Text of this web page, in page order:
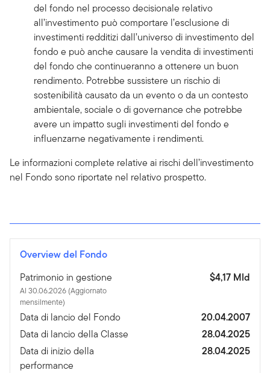
del fondo nel processo decisionale relativo
all’investimento può comportare l’esclusione di
investimenti redditizi dall’universo di investimento del
fondo e può anche causare la vendita di investimenti
del fondo che continueranno a ottenere un buon
rendimento. Potrebbe sussistere un rischio di
sostenibilità causato da un evento o da un contesto
ambientale, sociale o di governance che potrebbe
avere un impatto sugli investimenti del fondo e
influenzarne negativamente i rendimenti.
Le informazioni complete relative ai rischi dell’investimento
nel Fondo sono riportate nel relativo prospetto.
Overview del Fondo
Patrimonio in gestione
Al 30.06.2026 (Aggiornato
mensilmente)
$4,17 Mld
Data di lancio del Fondo
20.04.2007
Data di lancio della Classe
28.04.2025
Data di inizio della
performance
28.04.2025